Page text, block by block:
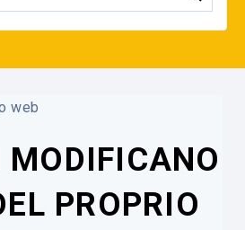
web
MODIFICANO
PROPRIO